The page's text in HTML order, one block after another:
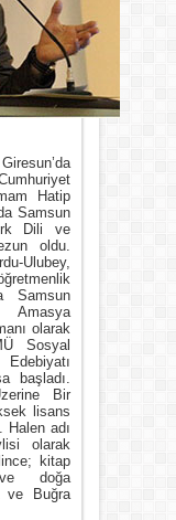
Hatip
Samsun
Dili ve
oldu.
Ulubey,
Samsun
Amasya
olarak
Sosyal
başladı.
Bir
lisans
Halen adı
olarak
kitap
ve doğa
ve Buğra